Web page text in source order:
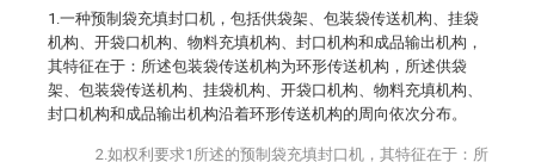
1.一种预制袋充填封口机，包括供袋架、包装袋传送机构、挂袋
机构、开袋口机构、物料充填机构、封口机构和成品输出机构，
其特征在于：所述包装袋传送机构为环形传送机构，所述供袋
架、包装袋传送机构、挂袋机构、开袋口机构、物料充填机构、
封口机构和成品输出机构沿着环形传送机构的周向依次分布。
2.如权利要求1所述的预制袋充填封口机，其特征在于：所